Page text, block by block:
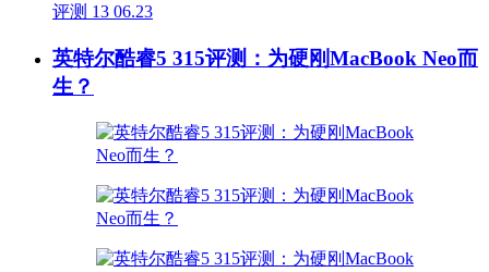
评测 13 06.23
英特尔酷睿5 315评测：为硬刚MacBook Neo而
生？